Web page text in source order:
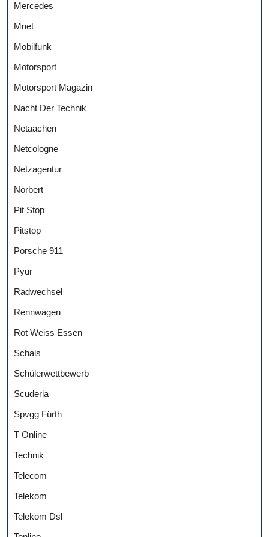
Mercedes
Mnet
Mobilfunk
Motorsport
Motorsport Magazin
Nacht Der Technik
Netaachen
Netcologne
Netzagentur
Norbert
Pit Stop
Pitstop
Porsche 911
Pyur
Radwechsel
Rennwagen
Rot Weiss Essen
Schals
Schülerwettbewerb
Scuderia
Spvgg Fürth
T Online
Technik
Telecom
Telekom
Telekom Dsl